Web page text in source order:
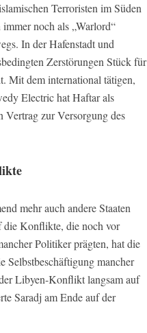
Terroristen im Süden
noch als „Warlord“
In der Hafenstadt und
Zerstörungen Stück für
Mit dem international tätigen,
Electric hat Haftar als
Vertrag zur Versorgung des
mehr auch andere Staaten
die Konflikte, die noch vor
Politiker prägten, hat die
Selbstbeschäftigung mancher
Libyen-Konflikt langsam auf
Saradj am Ende auf der